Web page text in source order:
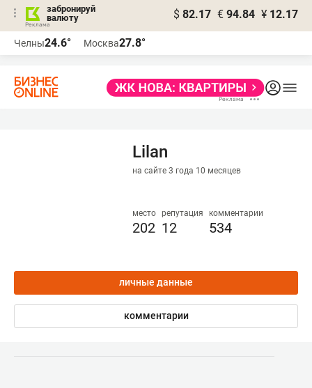
забронируй
валюту
$ 82.17 € 94.84 ¥ 12.17
Челны24.6° Москва27.8°
Lilan
на сайте 3 года 10 месяцев
место
202
репутация
12
комментарии
534
личные данные
комментарии